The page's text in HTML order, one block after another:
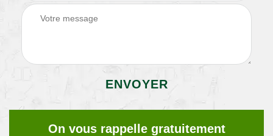
On vous rappelle gratuitement